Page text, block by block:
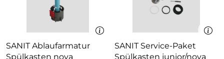
SANIT Ablaufarmatur
Spülkasten nova
SANIT Service-Paket
Spülkasten junior/nova